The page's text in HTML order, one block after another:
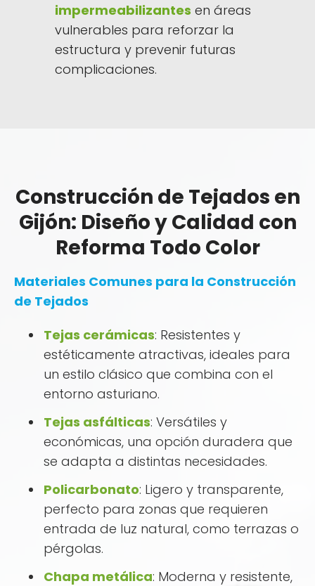
impermeabilizantes en áreas
vulnerables para reforzar la
estructura y prevenir futuras
complicaciones.
Construcción de Tejados en
Gijón: Diseño y Calidad con
Reforma Todo Color
Materiales Comunes para la Construcción
de Tejados
Tejas cerámicas: Resistentes y
estéticamente atractivas, ideales para
un estilo clásico que combina con el
entorno asturiano.
Tejas asfálticas: Versátiles y
económicas, una opción duradera que
se adapta a distintas necesidades.
Policarbonato: Ligero y transparente,
perfecto para zonas que requieren
entrada de luz natural, como terrazas o
pérgolas.
Chapa metálica: Moderna y resistente,